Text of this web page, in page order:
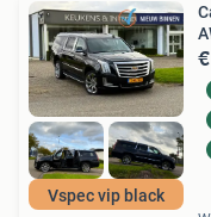
Vspec vip black